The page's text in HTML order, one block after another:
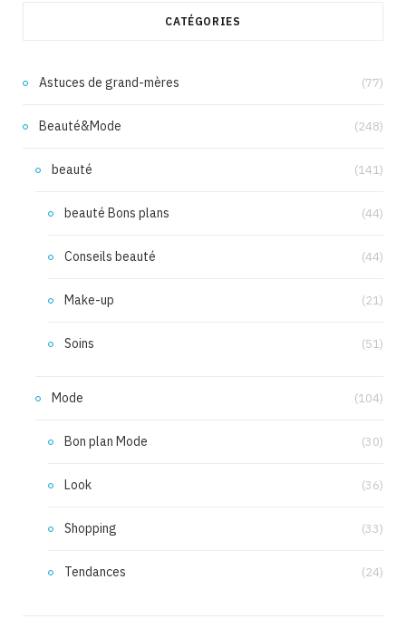
CATÉGORIES
Astuces de grand-mères (77)
Beauté&Mode (248)
beauté (141)
beauté Bons plans (44)
Conseils beauté (44)
Make-up (21)
Soins (51)
Mode (104)
Bon plan Mode (30)
Look (36)
Shopping (33)
Tendances (24)